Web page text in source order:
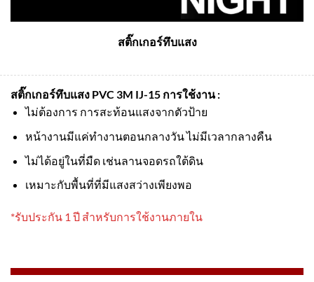
สติ๊กเกอร์ทึบแสง
สติ๊กเกอร์ทึบแสง PVC 3M IJ-15 การใช้งาน :
ไม่ต้องการ การสะท้อนแสงจากตัวป้าย
หน้างานมีแค่ทำงานตอนกลางวัน ไม่มีเวลากลางคืน
ไม่ได้อยู่ในที่มืด เช่นลานจอดรถใต้ดิน
เหมาะกับพื้นที่ที่มีแสงสว่างเพียงพอ
*รับประกัน 1 ปี สำหรับการใช้งานภายใน